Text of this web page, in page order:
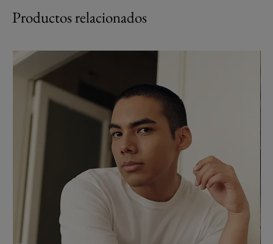
Productos relacionados